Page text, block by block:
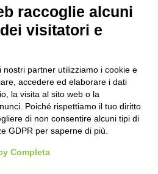
(€):raccoglie alcuni
visitatori e
partner utilizziamo i cookie e
accedere ed elaborare i dati
la visita al sito web o la
Poiché rispettiamo il tuo diritto
di non consentire alcuni tipi di
GDPR per saperne di più.
Completa